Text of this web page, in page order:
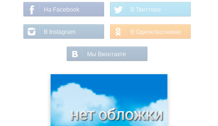
На Facebook В Твиттере
В Instagram В Одноклассниках
Мы Вконтакте